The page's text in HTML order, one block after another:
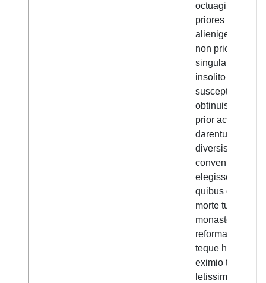
octuaginta
priores
alienigenas te
non priorem,
singulari et
insolito honore
susceptum,
obtinuisse ut tibi
prior ac monachi
darentur quos e
diversis
conventibus
elegisses,
quibus desertum
morte tuorum
monasterium
reformares,
teque hoc velut
eximio triumpho
letissimum